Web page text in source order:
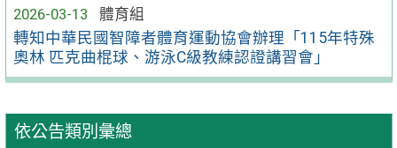
2026-03-13
體育組
轉知中華民國智障者體育運動協會辦理「115年特殊
奧林 匹克曲棍球、游泳C級教練認證講習會」
依公告類別彙總